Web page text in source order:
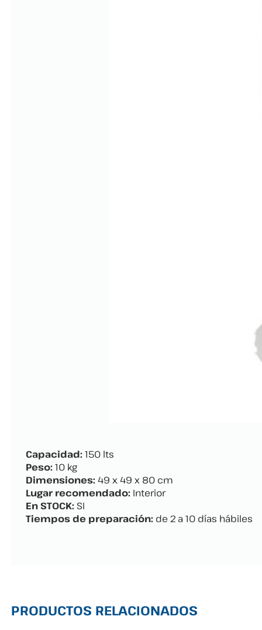
Capacidad: 150 lts
Peso: 10 kg
Dimensiones: 49 x 49 x 80 cm
Lugar recomendado: Interior
En STOCK: SI
Tiempos de preparación: de 2 a 10 días hábiles
PRODUCTOS RELACIONADOS